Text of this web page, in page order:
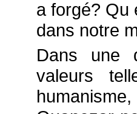
a forgé? Qu
dans notre
Dans une
valeurs